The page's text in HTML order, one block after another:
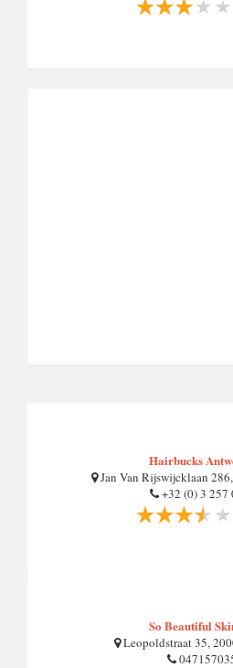
Hairbucks
Jan Van Rijswijcklaan
+32 (0) 3 257
So Beautiful
Leopoldstraat 35,